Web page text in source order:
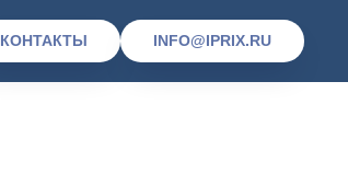
КОНТАКТЫ INFO@IPRIX.RU